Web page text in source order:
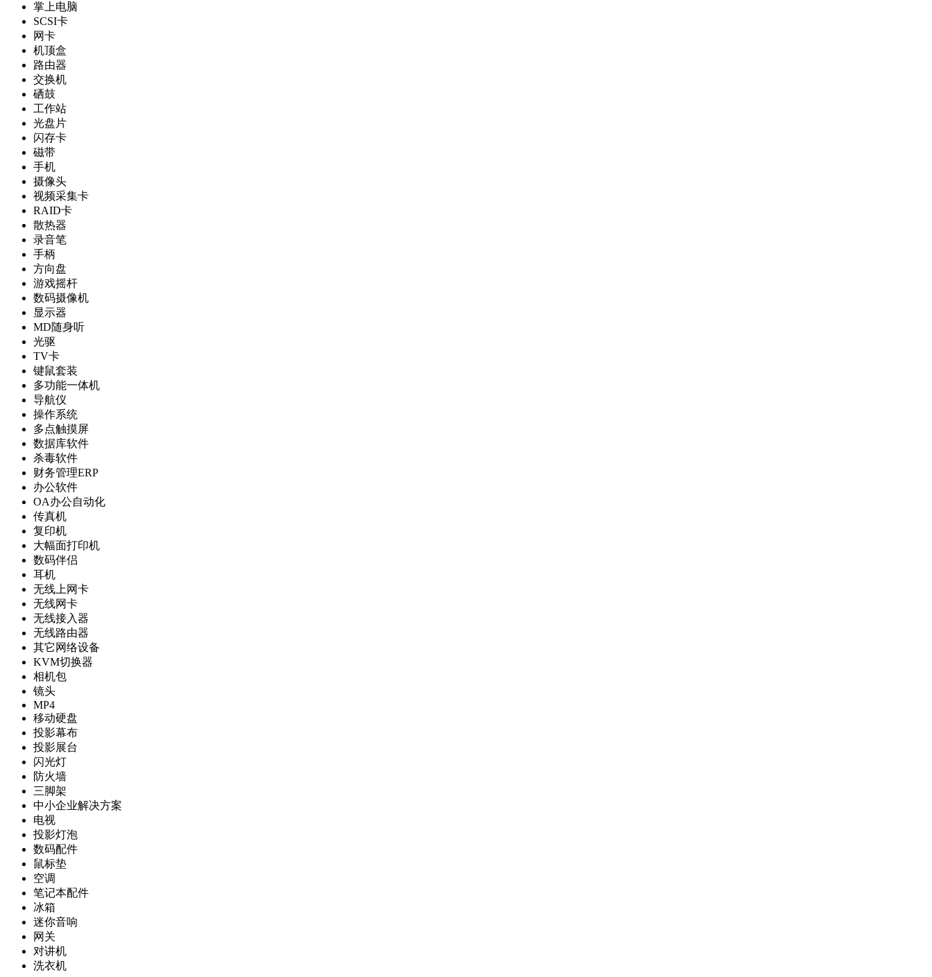
掌上电脑
SCSI卡
网卡
机顶盒
路由器
交换机
硒鼓
工作站
光盘片
闪存卡
磁带
手机
摄像头
视频采集卡
RAID卡
散热器
录音笔
手柄
方向盘
游戏摇杆
数码摄像机
显示器
MD随身听
光驱
TV卡
键鼠套装
多功能一体机
导航仪
操作系统
多点触摸屏
数据库软件
杀毒软件
财务管理ERP
办公软件
OA办公自动化
传真机
复印机
大幅面打印机
数码伴侣
耳机
无线上网卡
无线网卡
无线接入器
无线路由器
其它网络设备
KVM切换器
相机包
镜头
MP4
移动硬盘
投影幕布
投影展台
闪光灯
防火墙
三脚架
中小企业解决方案
电视
投影灯泡
数码配件
鼠标垫
空调
笔记本配件
冰箱
迷你音响
网关
对讲机
洗衣机